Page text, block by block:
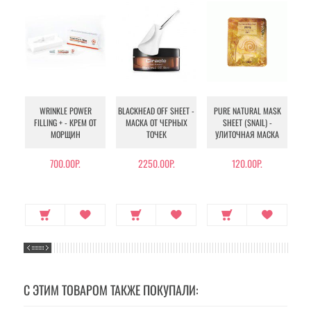
WRINKLE POWER
FILLING + - КРЕМ ОТ
МОРЩИН
700.00Р.
BLACKHEAD OFF SHEET -
МАСКА ОТ ЧЕРНЫХ
ТОЧЕК
2250.00Р.
PURE NATURAL MASK
SHEET (SNAIL) -
УЛИТОЧНАЯ МАСКА
120.00Р.
С ЭТИМ ТОВАРОМ ТАКЖЕ ПОКУПАЛИ: